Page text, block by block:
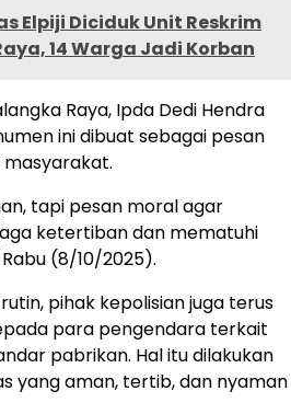
Elpiji Diciduk Unit Reskrim
14 Warga Jadi Korban
Raya, Ipda Dedi Hendra
ini dibuat sebagai pesan
masyarakat.
tapi pesan moral agar
ketertiban dan mematuhi
(8/10/2025).
pihak kepolisian juga terus
para pengendara terkait
pabrikan. Hal itu dilakukan
yang aman, tertib, dan nyaman